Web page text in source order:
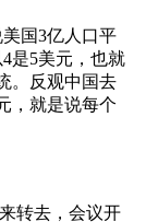
国3亿人口平
是5美元，也就
。反观中国去
，就是说每个